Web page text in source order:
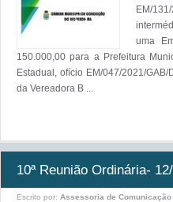
EM/
uma
150.000,00 para a Prefeitura
Estadual, ofício EM/047/2021/
da Vereadora B ...
10ª Reunião Ordinária-
Escrito por: Assessoria de Comunicação